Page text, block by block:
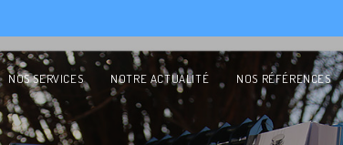
NOS SERVICES NOTRE ACTUALITÉ NOS RÉFÉRENCES